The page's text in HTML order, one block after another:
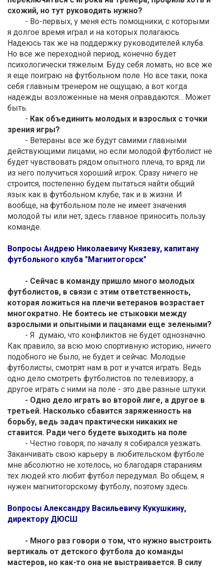
схожий, но тут руководить нужно?
- Во-первых, у меня есть помощники, с которыми
я долгое время играл и на которых полагаюсь.
Надеюсь так же на поддержку руководителей клуба.
Но все же переходной период, конечно будет
психологически тяжелым. Буду себя ломать, но все же
я еще поиграю на футбольном поле. Но все таки, пока
себя главным тренером не ощущаю, а вот когда
надежды возложенные на меня оправдаются... Может
быть.
- Как объединить молодых и взрослых с точки
зрения игры?
- Ветераны все же будут самими главными
действующими лицами, но если молодой футболист не
будет чувствовать рядом опытного плеча, то вряд ли
из него получиться хороший игрок. Сразу ничего не
строится, постепенно будем пытаться найти общий
язык как в футбольном клубе, так и в жизни. И
вообще, на футбольном поле не имеет значения
молодой ты или нет, здесь главное приносить пользу
команде.
Вопросы Андрею Николаевичу Князеву, капитану
футбольного клуба "Магнитогорск"
- Сейчас в команду пришло много молодых
футболистов, в связи с этим ответственность,
которая ложиться на плечи ветеранов возрастает
многократно. Не боитесь не стыковки между
взрослыми и опытными и пацанами еще зелеными?
- Я думаю, что конфликтов не будет однозначно.
Как правило, за всю мою спортивную историю, ничего
подобного не было, не будет и сейчас. Молодые
футболисты, смотрят нам в рот и учатся играть. Ведь
одно дело смотреть футболистов по телевизору, а
другое играть с ними на поле - это две разные штуки.
- Одно дело играть во второй лиге, а другое в
третьей. Насколько сбавится заряженность на
борьбу, ведь задач практически никаких не
ставится. Ради чего будете выходить на поле
- Честно говоря, по началу я собирался уезжать.
Заканчивать свою карьеру в любительском футболе
мне абсолютно не хотелось, но благодаря стараниям
тех людей кто любит футбол передумал. Во общем, я
нужен магнитогорскому футболу, поэтому здесь.
Вопросы Александру Васильевичу Кукушкину,
директору ДЮСШ
- Много раз говори о том, что нужно выстроить
вертикаль от детского футбола до команды
мастеров, но как-то она не выстраивается. В силу